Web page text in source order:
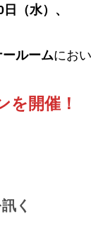
（水）、
ルームにおい
を開催！
く